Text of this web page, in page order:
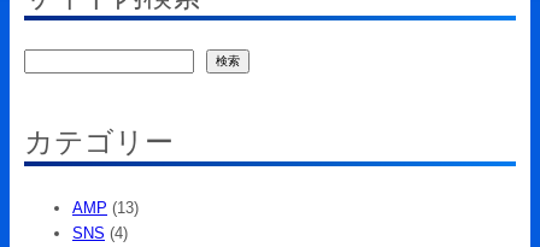
検索
カテゴリー
AMP (13)
SNS (4)